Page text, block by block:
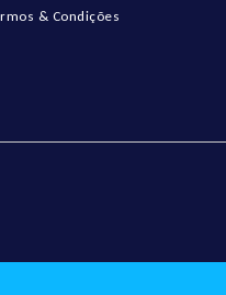
& Condições